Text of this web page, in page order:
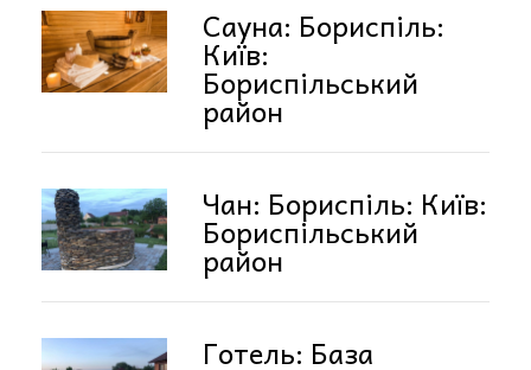
Сауна: Бориспіль:
Київ:
Бориспільський
район
Чан: Бориспіль: Київ:
Бориспільський
район
Готель: База